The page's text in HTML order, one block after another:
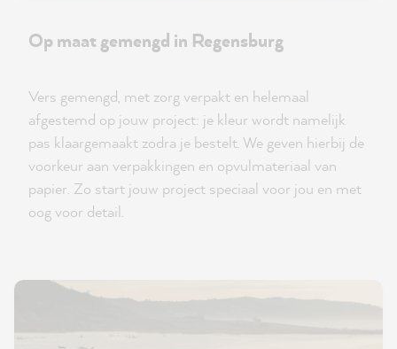
Op maat gemengd in Regensburg
Vers gemengd, met zorg verpakt en helemaal
afgestemd op jouw project: je kleur wordt namelijk
pas klaargemaakt zodra je bestelt. We geven hierbij de
voorkeur aan verpakkingen en opvulmateriaal van
papier. Zo start jouw project speciaal voor jou en met
oog voor detail.